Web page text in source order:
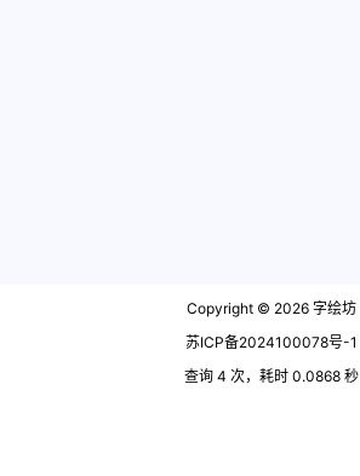
Copyright © 2026 字绘坊
苏ICP备2024100078号-1
查询 4 次，耗时 0.0868 秒